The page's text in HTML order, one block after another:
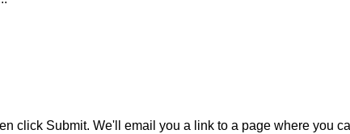
click Submit. We'll email you a link to a page where you